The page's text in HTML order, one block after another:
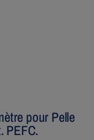
pour Pelle
PEFC.